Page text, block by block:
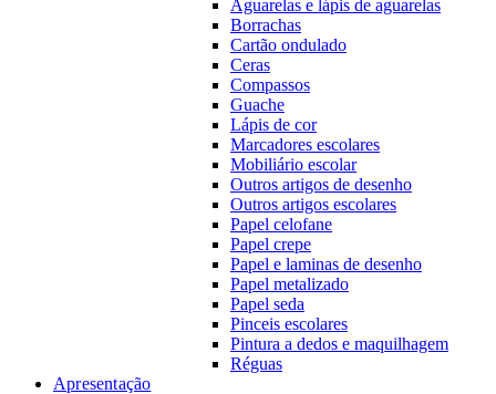
Aguarelas e lápis de aguarelas
Borrachas
Cartão ondulado
Ceras
Compassos
Guache
Lápis de cor
Marcadores escolares
Mobiliário escolar
Outros artigos de desenho
Outros artigos escolares
Papel celofane
Papel crepe
Papel e laminas de desenho
Papel metalizado
Papel seda
Pinceis escolares
Pintura a dedos e maquilhagem
Réguas
Apresentação